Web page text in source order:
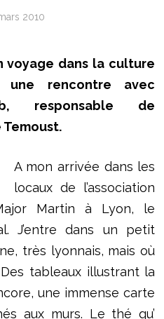
2010
voyage dans la culture
rencontre avec
responsable de
Temoust.
A mon arrivée dans les
locaux de l’association
Martin à Lyon, le
J’entre dans un petit
très lyonnais, mais où
tableaux illustrant la
une immense carte
aux murs. Le thé qu’